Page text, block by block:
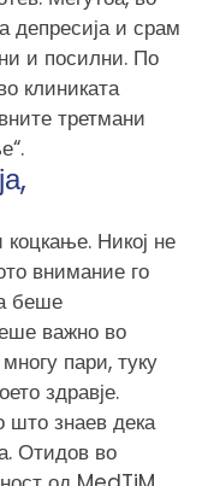
депресија и срам
и посилни. По
клиниката
третмани
Никој не
внимание го
беше
важно во
пари, туку
здравје.
што знаев дека
Отидов во